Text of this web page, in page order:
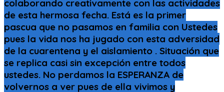
colaborando creativamente con las actividades
de esta hermosa fecha. Está es la primer
pascua que no pasamos en familia con Ustedes
pues la vida nos ha jugado con esta adversidad
de la cuarentena y el aislamiento . Situación que
se replica casi sin excepción entre todos
ustedes. No perdamos la ESPERANZA de
volvernos a ver pues de ella vivimos y